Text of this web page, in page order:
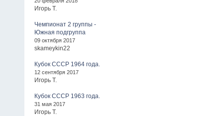
Игорь Т.
Чемпионат 2 группы -
Южная подгруппа
09 октября 2017
skameykin22
Кубок СССР 1964 года.
12 сентября 2017
Игорь Т.
Кубок СССР 1963 года.
31 мая 2017
Игорь Т.